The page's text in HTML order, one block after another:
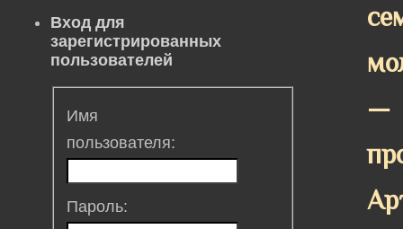
—
Вход для
зарегистрированных
пользователей
Имя
пользователя:
Пароль: